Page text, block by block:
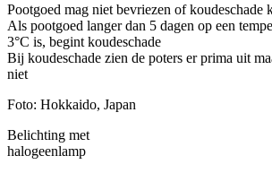
Pootgoed mag niet bevriezen of koudeschade
Als pootgoed langer dan 5 dagen op een
3°C is, begint koudeschade
Bij koudeschade zien de poters er prima uit
niet
Foto: Hokkaido, Japan
Belichting met
halogeenlamp